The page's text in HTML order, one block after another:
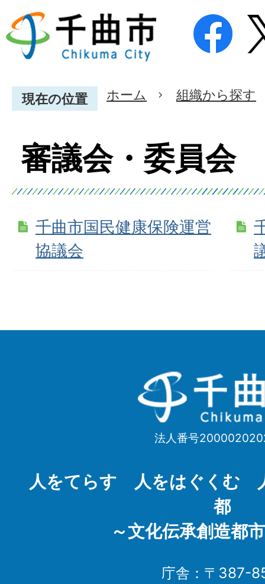
現在の位置 ホーム 組織から探す
審議会・委員会
千曲市国民健康保険運営
協議会
千
曲
Chikuma
法人番号
人をてらす 人をはぐくむ
都
～文化伝承創造都
庁舎：〒387-